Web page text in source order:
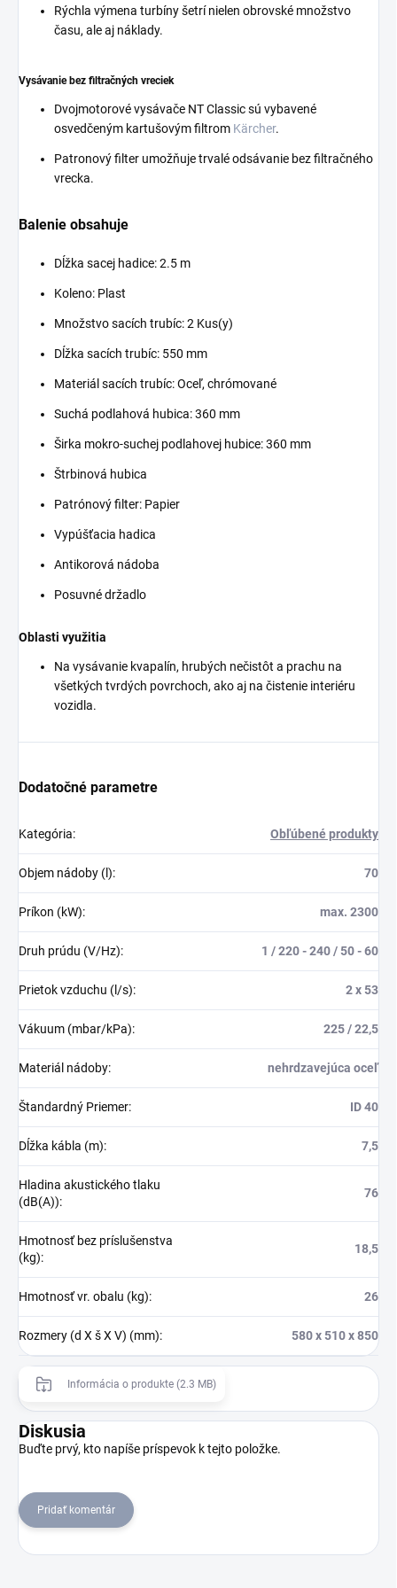
Rýchla výmena turbíny šetrí nielen obrovské množstvo
času, ale aj náklady.
Vysávanie bez filtračných vreciek
Dvojmotorové vysávače NT Classic sú vybavené
osvedčeným kartušovým filtrom Kärcher.
Patronový filter umožňuje trvalé odsávanie bez filtračného
vrecka.
Balenie obsahuje
Dĺžka sacej hadice: 2.5 m
Koleno: Plast
Množstvo sacích trubíc: 2 Kus(y)
Dĺžka sacích trubíc: 550 mm
Materiál sacích trubíc: Oceľ, chrómované
Suchá podlahová hubica: 360 mm
Širka mokro-suchej podlahovej hubice: 360 mm
Štrbinová hubica
Patrónový filter: Papier
Vypúšťacia hadica
Antikorová nádoba
Posuvné držadlo
Oblasti využitia
Na vysávanie kvapalín, hrubých nečistôt a prachu na
všetkých tvrdých povrchoch, ako aj na čistenie interiéru
vozidla.
Dodatočné parametre
Kategória: Obľúbené produkty
Objem nádoby (l): 70
Príkon (kW): max. 2300
Druh prúdu (V/Hz): 1 / 220 - 240 / 50 - 60
Prietok vzduchu (l/s): 2 x 53
Vákuum (mbar/kPa): 225 / 22,5
Materiál nádoby: nehrdzavejúca oceľ
Štandardný Priemer: ID 40
Dĺžka kábla (m): 7,5
Hladina akustického tlaku
(dB(A)):
76
Hmotnosť bez príslušenstva
(kg):
18,5
Hmotnosť vr. obalu (kg): 26
Rozmery (d X š X V) (mm): 580 x 510 x 850
Informácia o produkte (2.3 MB)
Diskusia
Buďte prvý, kto napíše príspevok k tejto položke.
Pridať komentár